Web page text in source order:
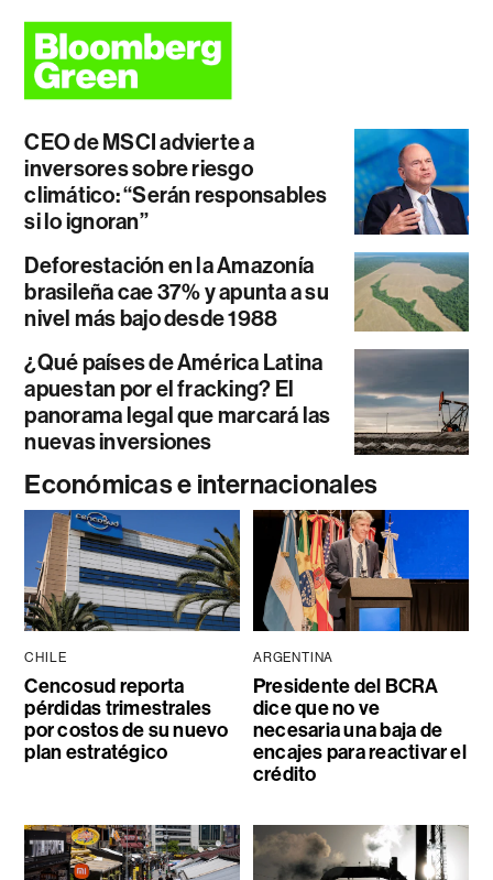
CEO de MSCI advierte a
inversores sobre riesgo
climático: “Serán responsables
si lo ignoran”
Deforestación en la Amazonía
brasileña cae 37% y apunta a su
nivel más bajo desde 1988
¿Qué países de América Latina
apuestan por el fracking? El
panorama legal que marcará las
nuevas inversiones
Económicas e internacionales
CHILE
Cencosud reporta
pérdidas trimestrales
por costos de su nuevo
plan estratégico
ARGENTINA
Presidente del BCRA
dice que no ve
necesaria una baja de
encajes para reactivar el
crédito